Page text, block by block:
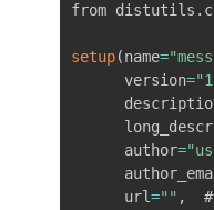
from distutils .
setup(name=
      version
=
      author
=
      url
="" ,
#